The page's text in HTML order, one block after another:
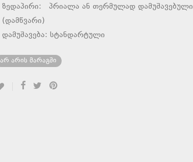
ზედაპირი: პრიალა ან თერმულად დამუშავებული
(დამწვარი)
დამუშავება: სტანდარტული
არ არის მარაგში